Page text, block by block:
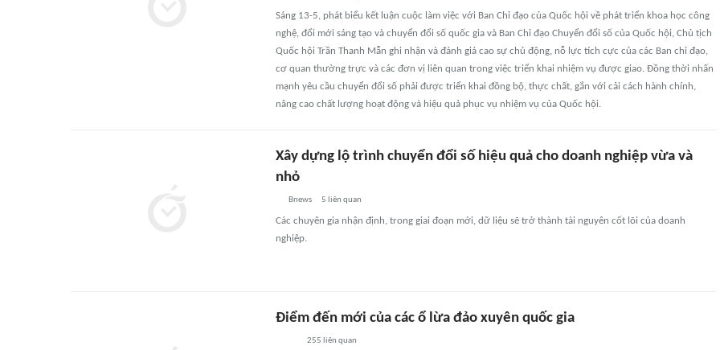
Sáng 13-5, phát biểu kết luận cuộc làm việc với Ban Chỉ đạo của Quốc hội về phát triển khoa học công
nghệ, đổi mới sáng tạo và chuyển đổi số quốc gia và Ban Chỉ đạo Chuyển đổi số của Quốc hội, Chủ tịch
Quốc hội Trần Thanh Mẫn ghi nhận và đánh giá cao sự chủ động, nỗ lực tích cực của các Ban chỉ đạo,
cơ quan thường trực và các đơn vị liên quan trong việc triển khai nhiệm vụ được giao. Đồng thời nhấn
mạnh yêu cầu chuyển đổi số phải được triển khai đồng bộ, thực chất, gắn với cải cách hành chính,
nâng cao chất lượng hoạt động và hiệu quả phục vụ nhiệm vụ của Quốc hội.
Xây dựng lộ trình chuyển đổi số hiệu quả cho doanh nghiệp vừa và
nhỏ
Bnews 5 liên quan
Các chuyên gia nhận định, trong giai đoạn mới, dữ liệu sẽ trở thành tài nguyên cốt lõi của doanh
nghiệp.
Điểm đến mới của các ổ lừa đảo xuyên quốc gia
255 liên quan